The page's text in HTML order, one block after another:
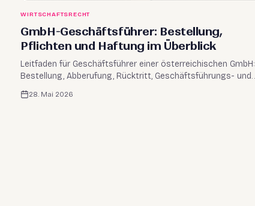
WIRTSCHAFTSRECHT
GmbH-Geschäftsführer: Bestellung,
Pflichten und Haftung im Überblick
Leitfaden für Geschäftsführer einer österreichischen GmbH:
Bestellung, Abberufung, Rücktritt, Geschäftsführungs- und
Vertretungsbefugnis sowie zentrale Pflichten nach GmbHG.
28. Mai 2026